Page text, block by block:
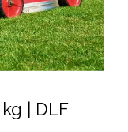
| DLF